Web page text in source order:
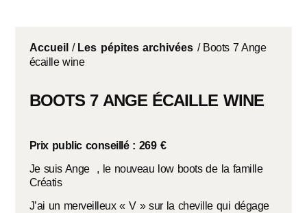
Accueil / Les pépites archivées / Boots 7 Ange
écaille wine
BOOTS 7 ANGE ÉCAILLE WINE
Prix public conseillé : 269 €
Je suis Ange , le nouveau low boots de la famille
Créatis
J’ai un merveilleux « V » sur la cheville qui dégage